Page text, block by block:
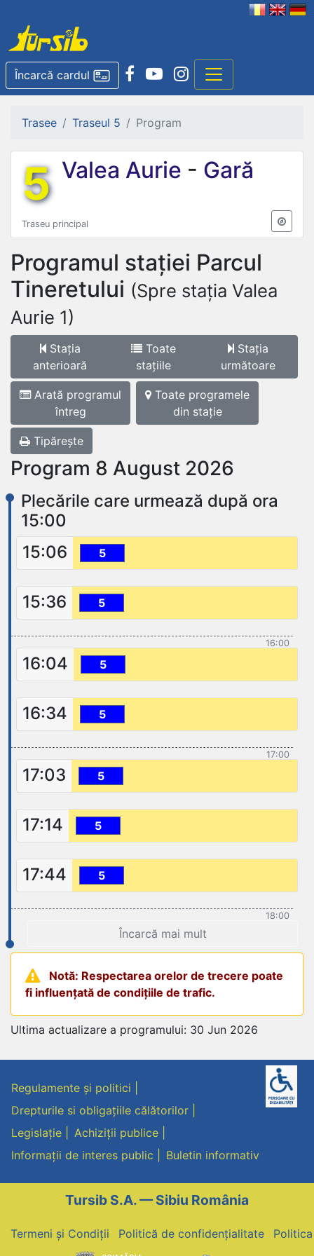
Încarcă cardul
Trasee Traseul 5 Program
5 Valea Aurie - Gară
Traseu principal
Programul stației Parcul
Tineretului (Spre stația Valea
Aurie 1)
Stația
anterioară
Toate
stațiile
Stația
următoare
Arată programul
întreg
Toate programele
din stație
Tipărește
Program 8 August 2026
Plecările care urmează după ora
15:00
15:06
5
15:36 5
16:00
16:04 5
16:34 5
17:00
17:03 5
17:14 5
17:44 5
18:00
Încarcă mai mult
Notă: Respectarea orelor de trecere poate
fi influențată de condițiile de trafic.
Ultima actualizare a programului: 30 Jun 2026
Regulamente și politici
Drepturile si obligațiile călătorilor
Legislație
Achiziții publice
Informații de interes public
Buletin informativ
Tursib S.A. — Sibiu România
Termeni și Condiții Politică de confidențialitate